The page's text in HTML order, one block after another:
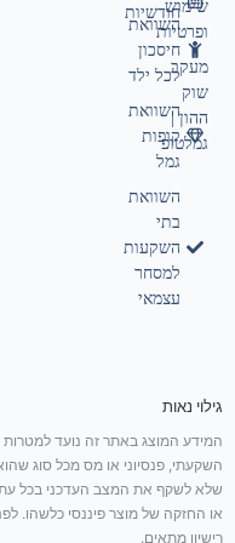
השוואת
חיסכון
לכל ילד
השוואת
קופות
גמל
השוואת
בתי
השקעות
למסחר
עצמאי
שימוש
ופרטיות
מעקב
שוק
ההון |
גמלטופ
חודשיות
גילוי נאות
המידע המוצג באתר זה נועד למטרות
השקעתי, פנסיוני או מס מכל סוג
שלא לשקף את המצב העדכני בכל
או החזקה של מוצר פיננסי כלשהו.
רישיון מתאים.